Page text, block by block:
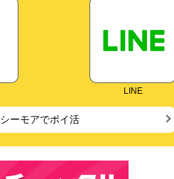
LINE
シーモアでポイ活